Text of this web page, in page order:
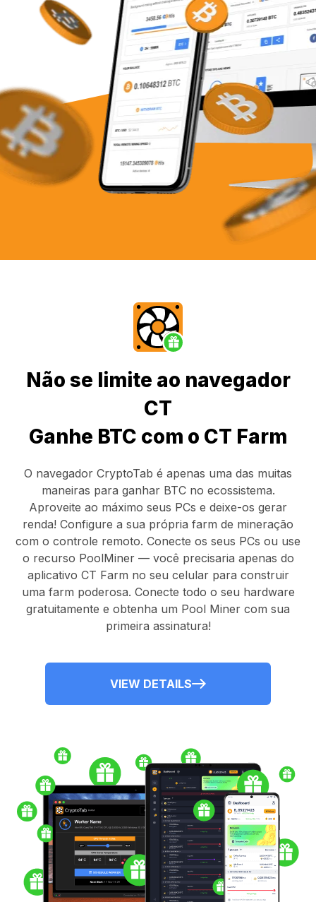
Não se limite ao navegador
CT
Ganhe BTC com o CT Farm
O navegador CryptoTab é apenas uma das muitas
maneiras para ganhar BTC no ecossistema.
Aproveite ao máximo seus PCs e deixe-os gerar
renda! Configure a sua própria farm de mineração
com o controle remoto. Conecte os seus PCs ou use
o recurso PoolMiner— você precisaria apenas do
aplicativo CT Farm no seu celular para construir
uma farm poderosa. Conecte todo o seu hardware
gratuitamente e obtenha um Pool Miner com sua
primeira assinatura!
VIEW DETAILS